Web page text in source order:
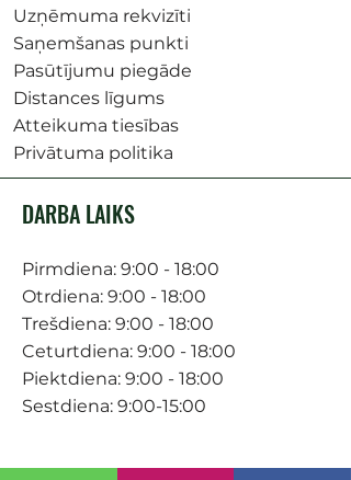
Uzņēmuma rekvizīti
Saņemšanas punkti
Pasūtījumu piegāde
Distances līgums
Atteikuma tiesības
Privātuma politika
DARBA LAIKS
Pirmdiena: 9:00 - 18:00
Otrdiena: 9:00 - 18:00
Trešdiena: 9:00 - 18:00
Ceturtdiena: 9:00 - 18:00
Piektdiena: 9:00 - 18:00
Sestdiena: 9:00-15:00